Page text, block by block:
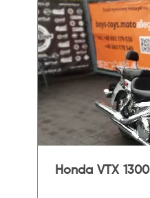
Honda VTX 1300